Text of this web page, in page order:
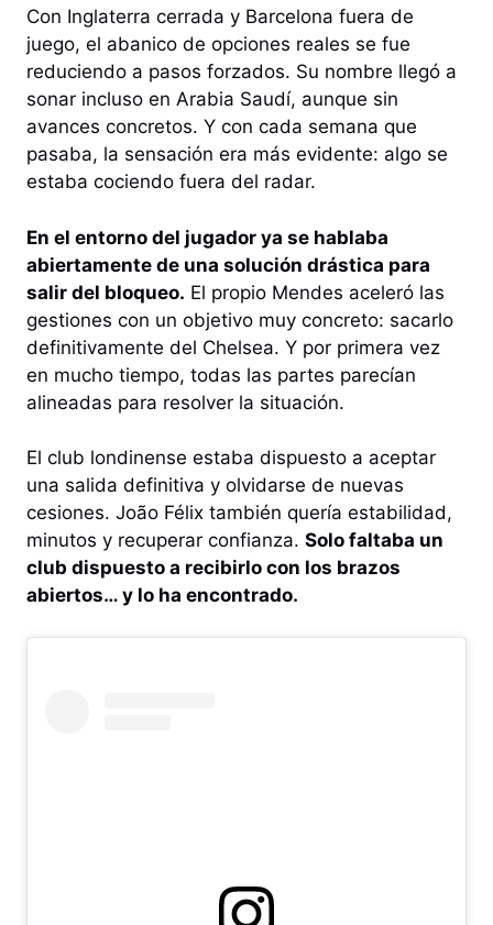
Con Inglaterra cerrada y Barcelona fuera de
juego, el abanico de opciones reales se fue
reduciendo a pasos forzados. Su nombre llegó a
sonar incluso en Arabia Saudí, aunque sin
avances concretos. Y con cada semana que
pasaba, la sensación era más evidente: algo se
estaba cociendo fuera del radar.
En el entorno del jugador ya se hablaba
abiertamente de una solución drástica para
salir del bloqueo. El propio Mendes aceleró las
gestiones con un objetivo muy concreto: sacarlo
definitivamente del Chelsea. Y por primera vez
en mucho tiempo, todas las partes parecían
alineadas para resolver la situación.
El club londinense estaba dispuesto a aceptar
una salida definitiva y olvidarse de nuevas
cesiones. João Félix también quería estabilidad,
minutos y recuperar confianza. Solo faltaba un
club dispuesto a recibirlo con los brazos
abiertos… y lo ha encontrado.